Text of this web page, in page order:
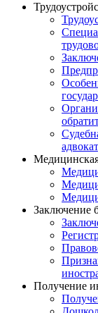
Заключение
Получение